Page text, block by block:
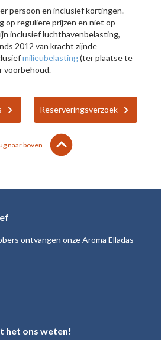
persoon en inclusief kortingen.
op reguliere prijzen en niet op
inclusief luchthavenbelasting,
2012 van kracht zijnde
milieubelasting(ter plaatse te
voorbehoud.
Reserveringsverzoek
naar boven lens
keyboard_arrow_up
ontvangen onze Aroma Elladas
het ons weten!